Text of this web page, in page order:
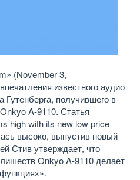
(November 3,
известного аудио
получившего в
A-9110. Статья
high with its new low price
высоко, выпустив новый
Стив утверждает, что
Onkyo A-9110 делает